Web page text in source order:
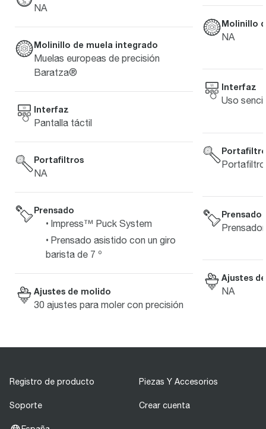
NA
Molinillo de muela integrado
Muelas europeas de precisión
Baratza®
Interfaz
Pantalla táctil
Portafiltros
NA
Prensado
Impress™ Puck System
Prensado asistido con un giro
barista de 7 º
Ajustes de molido
30 ajustes para moler con precisión
Molinillo
NA
Interfaz
Uso
Prensado
Ajustes
NA
Registro de producto Piezas Y Accesorios
Soporte Crear cuenta